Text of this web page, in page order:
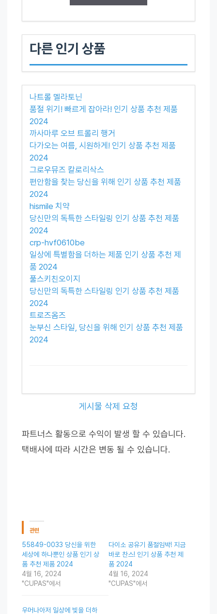
다른 인기 상품
나트롤 멜라토닌
품절 위기! 빠르게 잡아라! 인기 상품 추천 제품
2024
까사마루 오브 트롤리 행거
다가오는 여름, 시원하게! 인기 상품 추천 제품
2024
그로우뮤즈 칼로리삭스
편안함을 찾는 당신을 위해 인기 상품 추천 제품
2024
hismile 치약
당신만의 독특한 스타일링 인기 상품 추천 제품
2024
crp-hvf0610be
일상에 특별함을 더하는 제품 인기 상품 추천 제
품 2024
풀스키친오이지
당신만의 독특한 스타일링 인기 상품 추천 제품
2024
트로즈옴즈
눈부신 스타일, 당신을 위해 인기 상품 추천 제품
2024
게시물 삭제 요청
파트너스 활동으로 수익이 발생 할 수 있습니다.
택배사에 따라 시간은 변동 될 수 있습니다.
관련
55849-0033 당신을 위한
세상에 하나뿐인 상품 인기 상
품 추천 제품 2024
4월 16, 2024
"CUPAS"에서
다이소 공유기 품절임박! 지금
바로 찬스! 인기 상품 추천 제
품 2024
4월 16, 2024
"CUPAS"에서
우머나아저 일상에 빛을 더하